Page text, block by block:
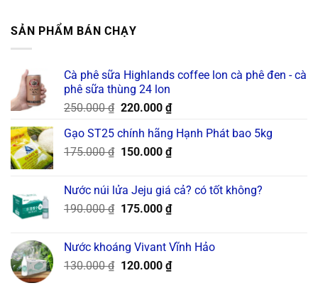
SẢN PHẨM BÁN CHẠY
Cà phê sữa Highlands coffee lon cà phê đen - cà
phê sữa thùng 24 lon
250.000₫ Original
was:
250.000 ₫.
220.000 ₫Current
is:
220.000 ₫.
Gạo ST25 chính hãng Hạnh Phát bao 5kg
175.000₫ Original
175.000 ₫.
150.000 ₫Current
150.000 ₫.
Nước núi lửa Jeju giá cả? có tốt không?
190.000₫ Original
190.000 ₫.
175.000 ₫Current
is:
175.000 ₫.
Nước khoáng Vivant Vĩnh Hảo
130.000₫ Original
120.000 ₫Current